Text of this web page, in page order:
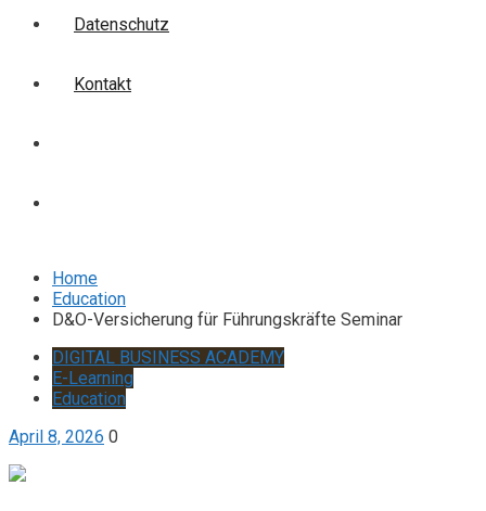
Datenschutz
Kontakt
Home
Education
D&O-Versicherung für Führungskräfte Seminar
DIGITAL BUSINESS ACADEMY
E-Learning
Education
April 8, 2026 0